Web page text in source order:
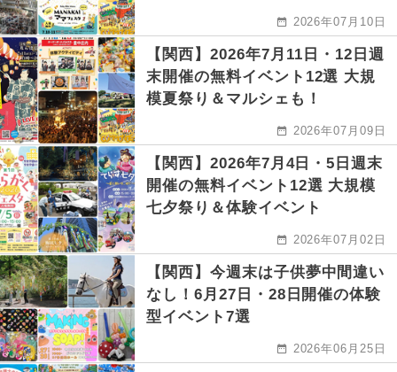
2026年07月10日
【関西】2026年7月11日・12日週
末開催の無料イベント12選 大規
模夏祭り＆マルシェも！
2026年07月09日
【関西】2026年7月4日・5日週末
開催の無料イベント12選 大規模
七夕祭り＆体験イベント
2026年07月02日
【関西】今週末は子供夢中間違い
なし！6月27日・28日開催の体験
型イベント7選
2026年06月25日